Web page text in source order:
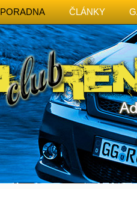
PORADNA ČLÁNKY